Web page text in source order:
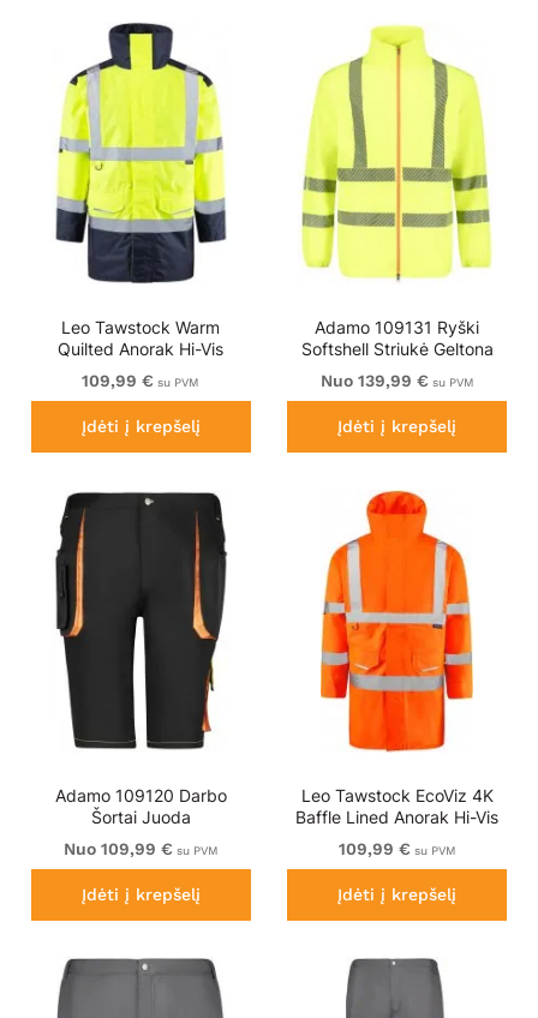
Leo Tawstock Warm
Quilted Anorak Hi-Vis
Yellow/Navy
109,99 € su PVM
Įdėti į krepšelį
Adamo 109131 Ryški
Softshell Striukė Geltona
Nuo 139,99 € su PVM
Įdėti į krepšelį
Adamo 109120 Darbo
Šortai Juoda
Nuo 109,99 € su PVM
Įdėti į krepšelį
Leo Tawstock EcoViz 4K
Baffle Lined Anorak Hi-Vis
Orange
109,99 € su PVM
Įdėti į krepšelį